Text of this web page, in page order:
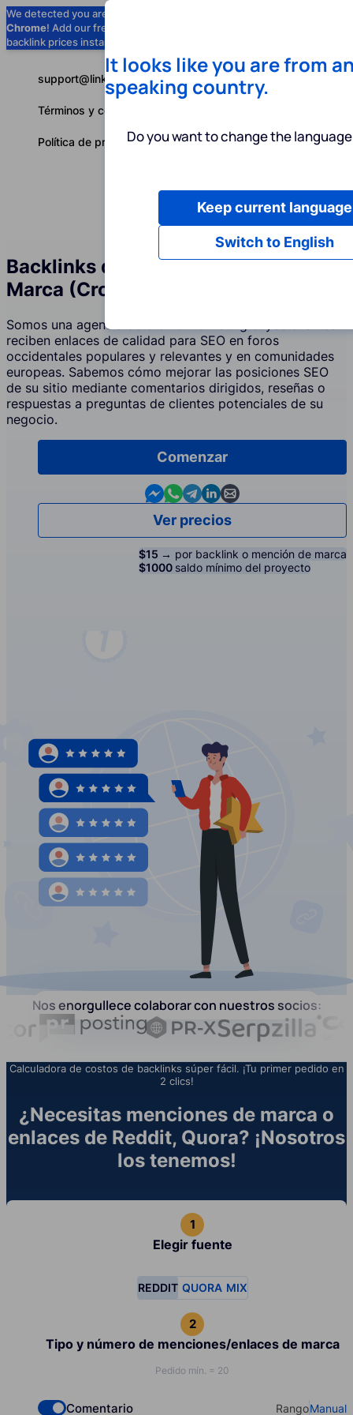
We detected you are using
Chrome! Add our free extension to check
backlink prices instantly as you browse.
Servicios
Español
support@linkbuilder.com
Términos y condiciones
Política de privacidad
Backlinks de Foros y Menciones de
Marca (Crowd Marketing)
Somos una agencia de crowd marketing cuyos clientes
reciben enlaces de calidad para SEO en foros
occidentales populares y relevantes y en comunidades
europeas. Sabemos cómo mejorar las posiciones SEO
de su sitio mediante comentarios dirigidos, reseñas o
respuestas a preguntas de clientes potenciales de su
negocio.
Comenzar
Contact us in Messenger
Contact us in WhatsApp
Contact us in Telegram
Contact us in Linkedin
Contact us by email
Ver precios
$15 → por backlink o mención de marca
$1000 saldo mínimo del proyecto
Nos enorgullece colaborar con nuestros socios:
Calculadora de costos de backlinks súper fácil. ¡Tu primer pedido en
2 clics!
¿Necesitas menciones de marca o
enlaces de Reddit, Quora? ¡Nosotros
los tenemos!
Elegir fuente
REDDIT QUORA MIX
Tipo y número de menciones/enlaces de marca
Pedido mín. = 20
Comentario RangoManual
It looks like you are from
speaking country.
Do you want to change the
Switch to English
Keep current language